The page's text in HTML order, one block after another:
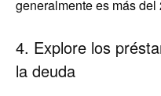
generalmente es más del
4. Explore los
la deuda